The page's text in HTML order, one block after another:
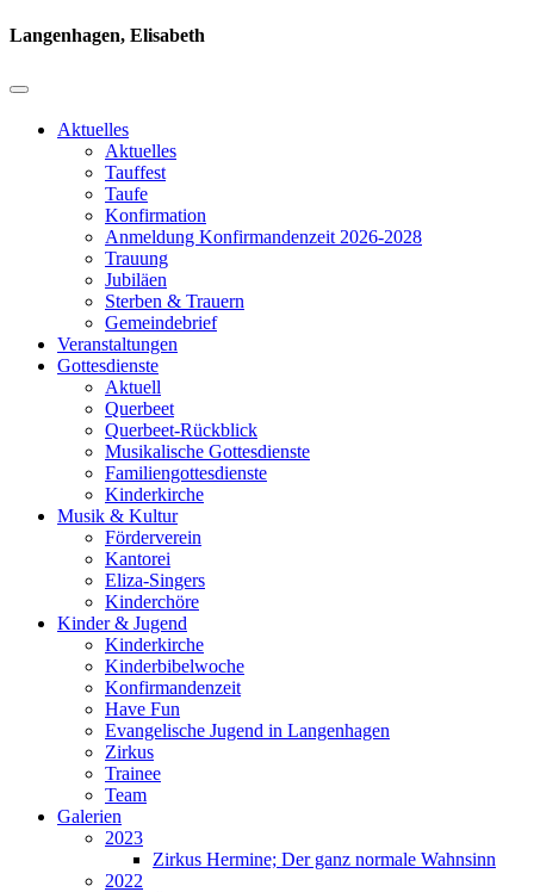
Langenhagen, Elisabeth
Aktuelles
Aktuelles
Tauffest
Taufe
Konfirmation
Anmeldung Konfirmandenzeit 2026-2028
Trauung
Jubiläen
Sterben & Trauern
Gemeindebrief
Veranstaltungen
Gottesdienste
Aktuell
Querbeet
Querbeet-Rückblick
Musikalische Gottesdienste
Familiengottesdienste
Kinderkirche
Musik & Kultur
Förderverein
Kantorei
Eliza-Singers
Kinderchöre
Kinder & Jugend
Kinderkirche
Kinderbibelwoche
Konfirmandenzeit
Have Fun
Evangelische Jugend in Langenhagen
Zirkus
Trainee
Team
Galerien
2023
Zirkus Hermine; Der ganz normale Wahnsinn
2022